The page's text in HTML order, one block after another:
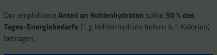
Der empfohlene Anteil an Kohlenhydraten sollte 50 % des
Tages-Energiebedarfs (1 g Kohlenhydrate liefern 4,1 Kalorien)
betragen.